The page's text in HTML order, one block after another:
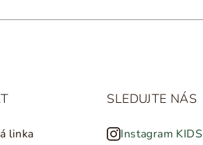
linka
SLEDUJTE NÁS
Instagram KIDS